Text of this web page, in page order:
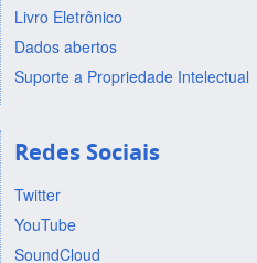
Livro Eletrônico
Dados abertos
Suporte a Propriedade Intelectual
Redes Sociais
Twitter
YouTube
SoundCloud